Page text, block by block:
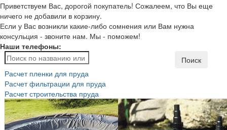
Приветствуем Вас, дорогой покупатель! Сожалеем, что Вы еще
ничего не добавили в корзину.
Если у Вас возникли какие-либо сомнения или Вам нужна
консульция - звоните нам. Мы - поможем!
Наши телефоны:
Поиск
Расчет пленки для пруда
Расчет фильтрации для пруда
Расчет строительства пруда